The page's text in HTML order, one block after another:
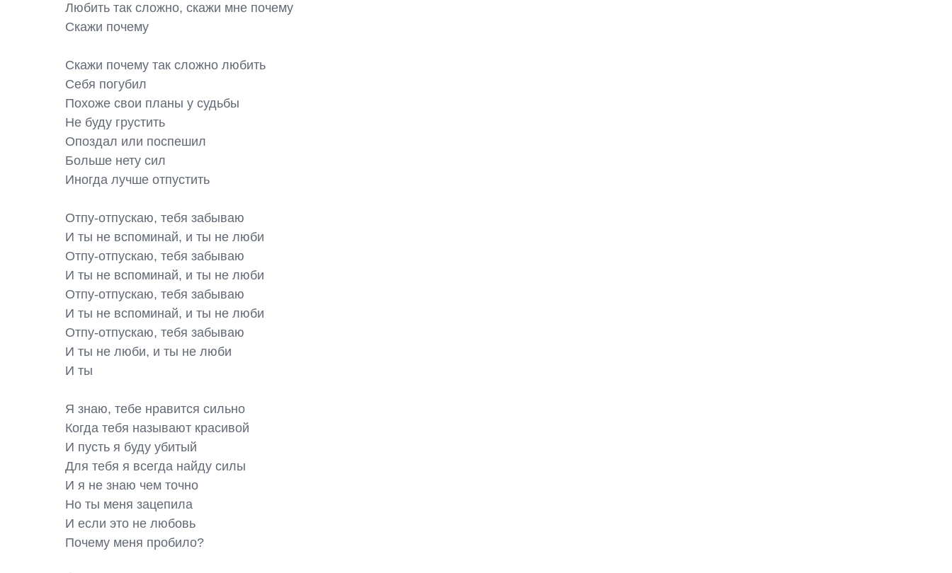
Любить так сложно, скажи мне почему
Скажи почему
Скажи почему так сложно любить
Себя погубил
Похоже свои планы у судьбы
Не буду грустить
Опоздал или поспешил
Больше нету сил
Иногда лучше отпустить
Отпу-отпускаю, тебя забываю
И ты не вспоминай, и ты не люби
Отпу-отпускаю, тебя забываю
И ты не вспоминай, и ты не люби
Отпу-отпускаю, тебя забываю
И ты не вспоминай, и ты не люби
Отпу-отпускаю, тебя забываю
И ты не люби, и ты не люби
И ты
Я знаю, тебе нравится сильно
Когда тебя называют красивой
И пусть я буду убитый
Для тебя я всегда найду силы
И я не знаю чем точно
Но ты меня зацепила
И если это не любовь
Почему меня пробило?